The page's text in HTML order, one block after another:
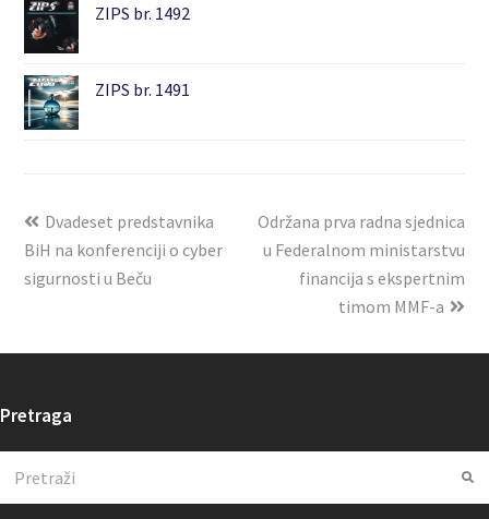
ZIPS br. 1492
ZIPS br. 1491
Dvadeset predstavnika
BiH na konferenciji o cyber
sigurnosti u Beču
Održana prva radna sjednica
u Federalnom ministarstvu
financija s ekspertnim
timom MMF-a
Pretraga